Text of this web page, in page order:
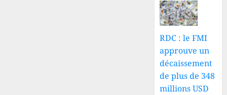
RDC : le FMI
approuve un
décaissement
de plus de 348
millions USD